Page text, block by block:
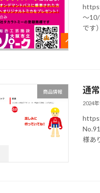
～
です
商品情報 通
2024
様あ